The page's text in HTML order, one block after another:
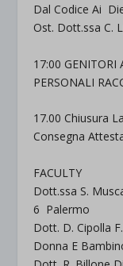
Dal Codice Ai
Ost. Dott.ssa C.
17:00 GENITORI
PERSONALI
17.00 Chiusura
Consegna
FACULTY
Dott.ssa S.
6 Palermo
Dott. D. Cipolla
Donna E